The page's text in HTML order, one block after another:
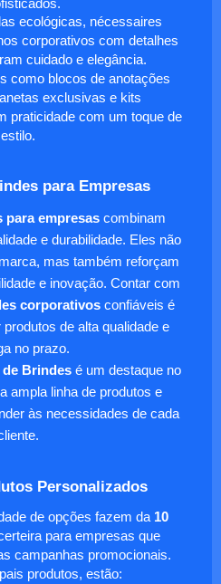
ecológicas, nécessaires
corporativos com detalhes
cuidado e elegância.
como blocos de anotações
exclusivas e kits
praticidade com um toque de
estilo.
para Empresas
para empresas combinam
e durabilidade. Eles não
mas também reforçam
e inovação. Contar com
corporativos confiáveis é
de alta qualidade e
no prazo.
Brindes é um destaque no
ampla linha de produtos e
às necessidades de cada
Personalizados
de opções fazem da 10
para empresas que
campanhas promocionais.
produtos, estão: